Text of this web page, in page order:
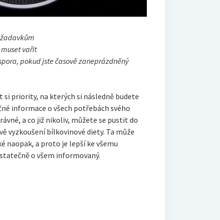
vařit
pokud jste časově zaneprázdněný
priority, na kterých si následně budete
informace o všech potřebách svého
a co již nikoliv, můžete se pustit do
vyzkoušení bílkovinové diety. Ta může
naopak, a proto je lepší ke všemu
o všem informovaný.